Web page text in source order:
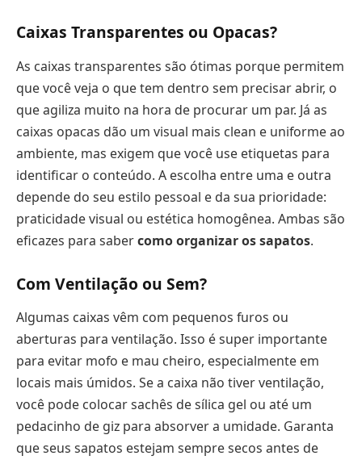
Caixas Transparentes ou Opacas?
As caixas transparentes são ótimas porque permitem
que você veja o que tem dentro sem precisar abrir, o
que agiliza muito na hora de procurar um par. Já as
caixas opacas dão um visual mais clean e uniforme ao
ambiente, mas exigem que você use etiquetas para
identificar o conteúdo. A escolha entre uma e outra
depende do seu estilo pessoal e da sua prioridade:
praticidade visual ou estética homogênea. Ambas são
eficazes para sabercomo organizar os sapatos.
Com Ventilação ou Sem?
Algumas caixas vêm com pequenos furos ou
aberturas para ventilação. Isso é super importante
para evitar mofo e mau cheiro, especialmente em
locais mais úmidos. Se a caixa não tiver ventilação,
você pode colocar sachês de sílica gel ou até um
pedacinho de giz para absorver a umidade. Garanta
que seus sapatos estejam sempre secos antes de